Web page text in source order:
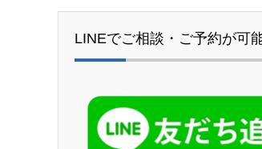
LINEでご相談・ご予約が可